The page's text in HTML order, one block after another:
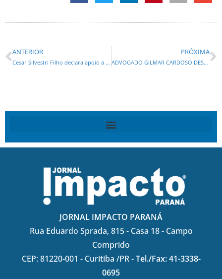
ANTERIOR
Cesar Silvestri Filho declara apoio a Moro e Filipe Barros nas eleições de 2026
PRÓXIMA
ADVOGADO GILMAR CARDOSO DESTACA QUE A JUSTIÇA ELEITORAL DIVULGOU O TETO DE GASTOS PARA AS ELEIÇÕES DE 2026
JORNAL IMPACTO PARANÁ
Rua Eduardo Sprada, 815 - Casa 18 - Campo
Comprido
CEP: 81220-001 - Curitiba /PR -Tel./Fax: 41-3338-
0695